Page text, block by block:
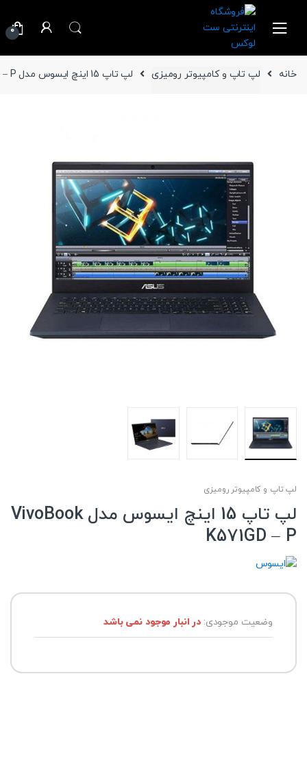
0
خانه لپ تاپ و کامپیوتر رومیزی لپ تاپ 15 اینچ ایسوس مدل VivoBook K571GD – P
لپ تاپ و کامپیوتر رومیزی
لپ تاپ 15 اینچ ایسوس مدل VivoBook
K571GD – P
وضعیت موجودی:در انبار موجود نمی باشد